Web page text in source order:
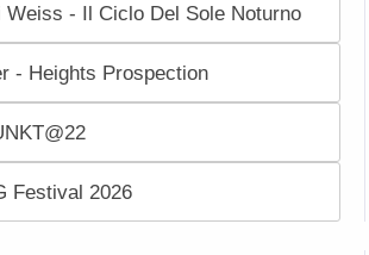
Weiss - Il Ciclo Del Sole Noturno
- Heights Prospection
Festival 2026